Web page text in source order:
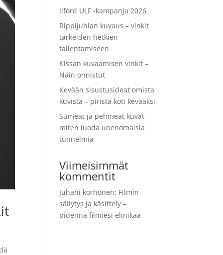
Ilford ULF -kampanja 2026
Rippijuhlan kuvaus – vinkit
tärkeiden hetkien
tallentamiseen
Kissan kuvaamisen vinkit –
Näin onnistut
Kevään sisustusideat omista
kuvista – piristä koti kevääksi
Sumeat ja pehmeät kuvat –
miten luoda unenomaisia
tunnelmia
Viimeisimmät
kommentit
Juhani korhonen: Filmin
säilytys ja käsittely –
pidennä filmiesi elinikää